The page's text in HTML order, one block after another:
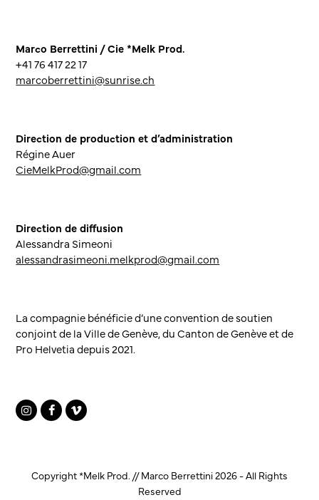
Marco Berrettini / Cie *Melk Prod.
+41 76 417 22 17
marcoberrettini@sunrise.ch
Direction de production et d’administration
Régine Auer
CieMelkProd@gmail.com
Direction de diffusion
Alessandra Simeoni
alessandrasimeoni.melkprod@gmail.com
La compagnie bénéficie d’une convention de soutien
conjoint de la Ville de Genève, du Canton de Genève et de
Pro Helvetia depuis 2021.
Instagram
Facebook
Vimeo
Copyright*Melk Prod. // Marco Berrettini2026 - All Rights
Reserved